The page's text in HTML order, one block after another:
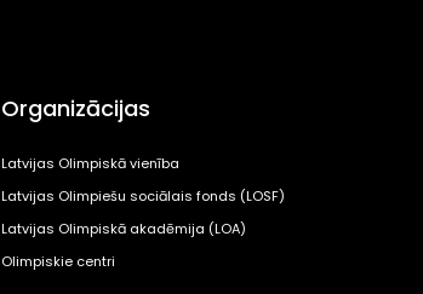
Organizācijas
Latvijas Olimpiskā vienība
Latvijas Olimpiešu sociālais fonds (LOSF)
Latvijas Olimpiskā akadēmija (LOA)
Olimpiskie centri